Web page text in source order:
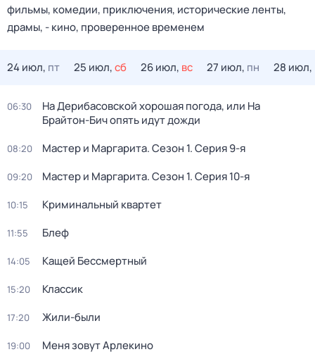
фильмы, комедии, приключения, исторические ленты,
драмы, - кино, проверенное временем
24 июл, пт 25 июл,сб 26 июл, вс 27 июл, пн 28 июл,
06:30
На Дерибасовской хорошая погода, или На
Брайтон-Бич опять идут дожди
08:20 Мастер и Маргарита. Сезон 1. Серия 9-я
09:20 Мастер и Маргарита. Сезон 1. Серия 10-я
10:15 Криминальный квартет
11:55 Блеф
14:05 Кащей Бессмертный
15:20 Классик
17:20 Жили-были
19:00 Меня зовут Арлекино